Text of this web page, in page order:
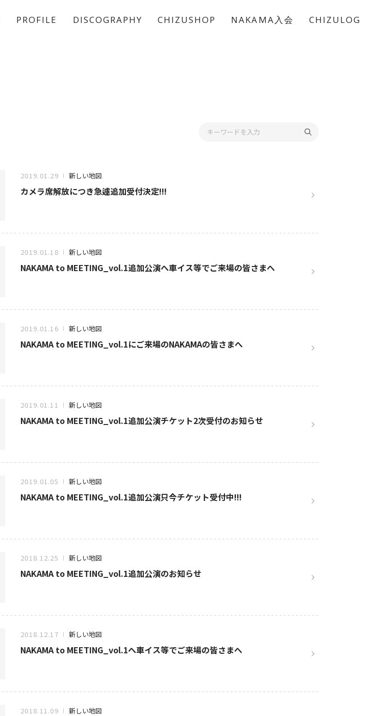
PROFILE DISCOGRAPHY CHIZUSHOP NAKAMA入会 CHIZULOG
2019.01.29 新しい地図
カメラ席解放につき急遽追加受付決定!!!
2019.01.18 新しい地図
NAKAMA to MEETING_vol.1追加公演へ車イス等でご来場の皆さまへ
2019.01.16 新しい地図
NAKAMA to MEETING_vol.1にご来場のNAKAMAの皆さまへ
2019.01.11 新しい地図
NAKAMA to MEETING_vol.1追加公演チケット2次受付のお知らせ
2019.01.05 新しい地図
NAKAMA to MEETING_vol.1追加公演只今チケット受付中!!!
2018.12.25 新しい地図
NAKAMA to MEETING_vol.1追加公演のお知らせ
2018.12.17 新しい地図
NAKAMA to MEETING_vol.1へ車イス等でご来場の皆さまへ
2018.11.09 新しい地図